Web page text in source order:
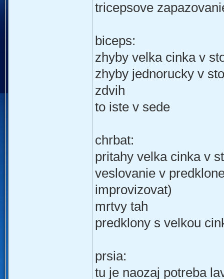
tricepsove
biceps:
zhyby velka cinka v
zhyby jednorucky v
zdvih
to iste v sede
chrbat:
pritahy velka cinka v
veslovanie v
improvizovat)
mrtvy tah
predklony s velkou
prsia:
tu je naozaj potreba